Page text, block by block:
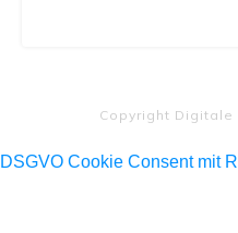
Copyright Digitale
DSGVO Cookie Consent mit